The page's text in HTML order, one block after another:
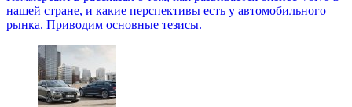
нашей стране, и какие перспективы есть у автомобильного
рынка. Приводим основные тезисы.